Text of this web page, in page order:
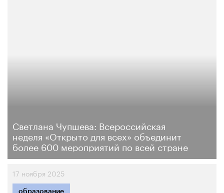
Светлана Чупшева: Всероссийская
неделя «Открыто для всех» объединит
более 600 мероприятий по всей стране
17 ноября 2025
образование